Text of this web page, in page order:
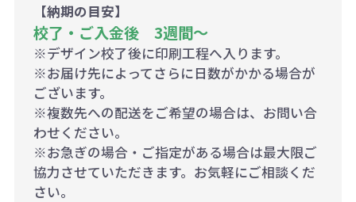
【納期の目安】
校了・ご入金後 3週間～
※デザイン校了後に印刷工程へ入ります。
※お届け先によってさらに日数がかかる場合が
ございます。
※複数先への配送をご希望の場合は、お問い合
わせください。
※お急ぎの場合・ご指定がある場合は最大限ご
協力させていただきます。お気軽にご相談くだ
さい。